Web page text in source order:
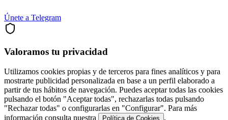
Únete a Telegram
Valoramos tu privacidad
Utilizamos cookies propias y de terceros para fines analíticos y para
mostrarte publicidad personalizada en base a un perfil elaborado a
partir de tus hábitos de navegación. Puedes aceptar todas las cookies
pulsando el botón "Aceptar todas", rechazarlas todas pulsando
"Rechazar todas" o configurarlas en "Configurar". Para más
información consulta nuestra
Política de Cookies .